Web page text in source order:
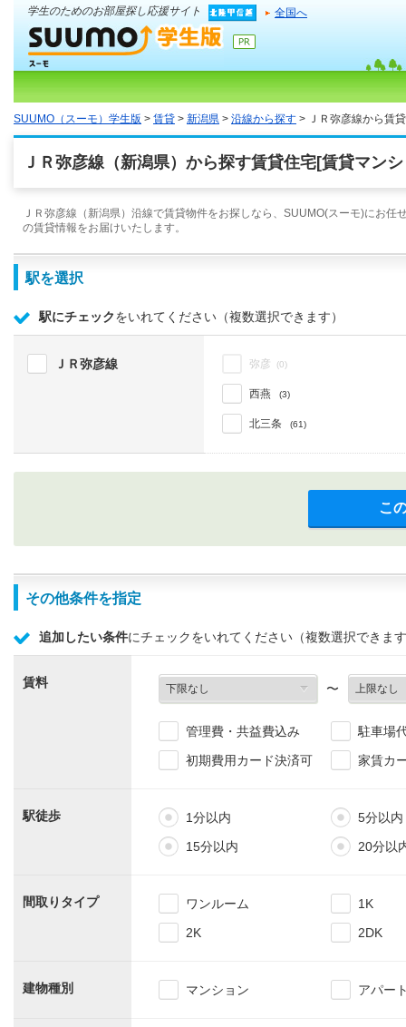
学生のためのお部屋探し応援サイト 全国へ
SUUMO（スーモ）学生版 > 賃貸 > 新潟県 > 沿線から探す > ＪＲ弥彦線から賃
ＪＲ弥彦線（新潟県）から探す賃貸住宅[賃貸マン
ＪＲ弥彦線（新潟県）沿線で賃貸物件をお探しなら、SUUMO(スーモ)にお
の賃貸情報をお届けいたします。
駅を選択
駅にチェックをいれてください（複数選択できます）
ＪＲ弥彦線 弥彦 (0)
西燕 (3)
北三条 (61)
こ
その他条件を指定
追加したい条件にチェックをいれてください（複数選択できま
賃料 〜
管理費・共益費込み
駐車場
初期費用カード決済可
家賃カ
駅徒歩 1分以内
5分以内
15分以内
20分以
間取りタイプ ワンルーム
1K
2K
2DK
建物種別 マンション アパー